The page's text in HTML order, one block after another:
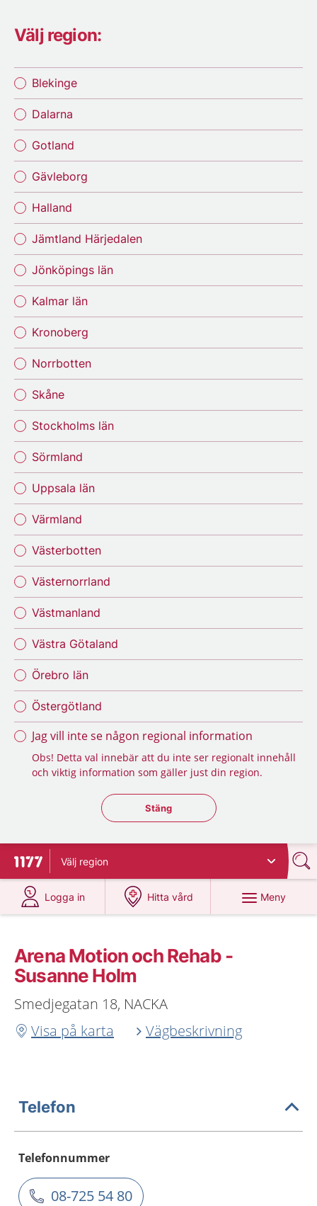
Välj region:
Blekinge
Dalarna
Gotland
Gävleborg
Halland
Jämtland Härjedalen
Jönköpings län
Kalmar län
Kronoberg
Norrbotten
Skåne
Stockholms län
Sörmland
Uppsala län
Värmland
Västerbotten
Västernorrland
Västmanland
Västra Götaland
Örebro län
Östergötland
Jag vill inte se någon regional information
Obs! Detta val innebär att du inte ser regionalt innehåll
och viktig information som gäller just din region.
Stäng regionsväljaren
Stäng
Till startsidan för 1177
Välj region
Logga in
på 1177.se
Hitta vård
på 1177.se
Meny
Arena Motion och Rehab -
Susanne Holm
Smedjegatan 18, NACKA
Visa på karta
Vägbeskrivning
Telefon
Telefonnummer
08-725 54 80